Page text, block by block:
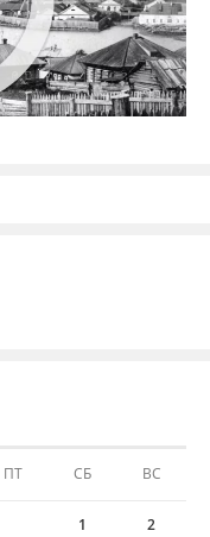
ПТ СБ ВС
1 2